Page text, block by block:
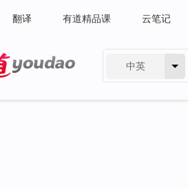
翻译 有道精品课 云笔记
中英